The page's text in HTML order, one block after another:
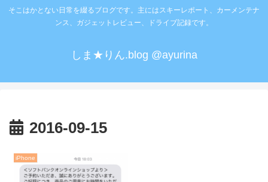
そこはかとない日常を綴るブログです。主にはスキーレポート、カーメンテナ
ンス、ガジェットレビュー、ドライブ記録です。
しま★りん.blog @ayurina
2016-09-15
iPhone